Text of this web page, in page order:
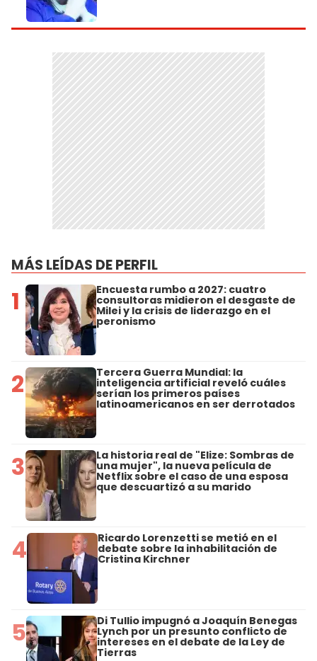
MÁS LEÍDAS DE PERFIL
1 Encuesta rumbo a 2027: cuatro
consultoras midieron el desgaste de
Milei y la crisis de liderazgo en el
peronismo
2 Tercera Guerra Mundial: la
inteligencia artificial reveló cuáles
serían los primeros países
latinoamericanos en ser derrotados
3 La historia real de "Elize: Sombras de
una mujer", la nueva película de
Netflix sobre el caso de una esposa
que descuartizó a su marido
4 Ricardo Lorenzetti se metió en el
debate sobre la inhabilitación de
Cristina Kirchner
5 Di Tullio impugnó a Joaquín Benegas
Lynch por un presunto conflicto de
intereses en el debate de la Ley de
Tierras